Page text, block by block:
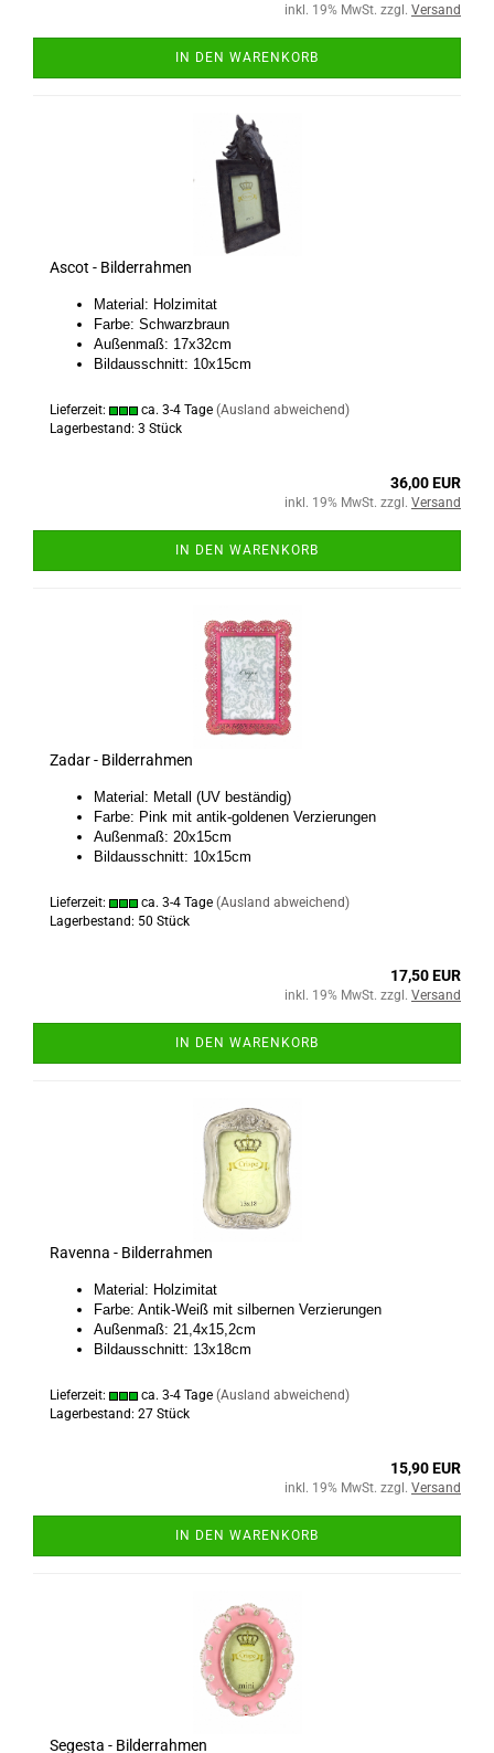
inkl. 19% MwSt. zzgl. Versand
IN DEN WARENKORB
Ascot - Bilderrahmen
Material: Holzimitat
Farbe: Schwarzbraun
Außenmaß: 17x32cm
Bildausschnitt: 10x15cm
Lieferzeit: ca. 3-4 Tage (Ausland abweichend)
Lagerbestand: 3 Stück
36,00 EUR
inkl. 19% MwSt. zzgl. Versand
IN DEN WARENKORB
Zadar - Bilderrahmen
Material: Metall (UV beständig)
Farbe: Pink mit antik-goldenen Verzierungen
Außenmaß: 20x15cm
Bildausschnitt: 10x15cm
Lieferzeit: ca. 3-4 Tage (Ausland abweichend)
Lagerbestand: 50 Stück
17,50 EUR
inkl. 19% MwSt. zzgl. Versand
IN DEN WARENKORB
Ravenna - Bilderrahmen
Material: Holzimitat
Farbe: Antik-Weiß mit silbernen Verzierungen
Außenmaß: 21,4x15,2cm
Bildausschnitt: 13x18cm
Lieferzeit: ca. 3-4 Tage (Ausland abweichend)
Lagerbestand: 27 Stück
15,90 EUR
inkl. 19% MwSt. zzgl. Versand
IN DEN WARENKORB
Segesta - Bilderrahmen